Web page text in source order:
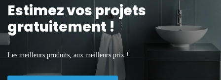
Estimez vos projets
gratuitement !
Les meilleurs produits, aux meilleurs prix !